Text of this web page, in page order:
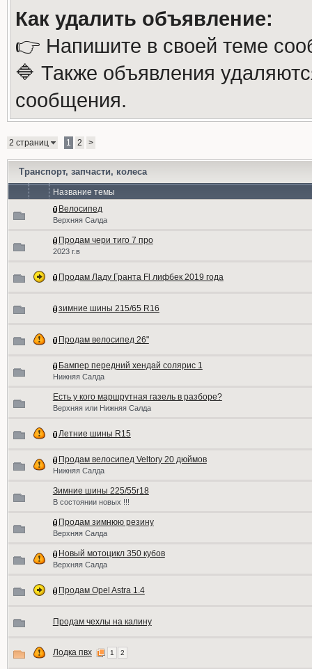
Как удалить объявление:
👉 Напишите в своей теме
🔷 Также объявления
сообщения.
2 страниц 1 2 >
Транспорт, запчасти, колеса
Название темы
Велосипед
Верхняя Салда
Продам чери тиго 7 про
2023 г.в
Продам Ладу Гранта Fl лифбек 2019 года
зимние шины 215/65 R16
Продам велосипед 26"
Бампер передний хендай солярис 1
Нижняя Салда
Есть у кого маршрутная газель в разборе?
Верхняя или Нижняя Салда
Летние шины R15
Продам велосипед Veltory 20 дюймов
Нижняя Салда
Зимние шины 225/55r18
В состоянии новых !!!
Продам зимнюю резину
Верхняя Салда
Новый мотоцикл 350 кубов
Верхняя Салда
Продам Opel Astra 1.4
Продам чехлы на калину
Лодка пвх 1 2